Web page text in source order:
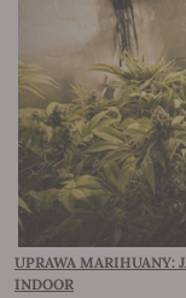
UPRAWA MARIHUANY:
INDOOR